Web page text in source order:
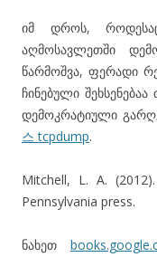
იმ დროს,
აღმოსავლეთში
წარმოშვა, ფერადი
ჩინებული
დემოკრატიული
스 tcpdump.
Mitchell, L. A. (2012).
Pennsylvania press.
ნახეთ